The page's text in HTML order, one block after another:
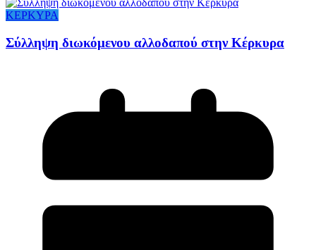
ΚΕΡΚΥΡΑ
Σύλληψη διωκόμενου αλλοδαπού στην Κέρκυρα